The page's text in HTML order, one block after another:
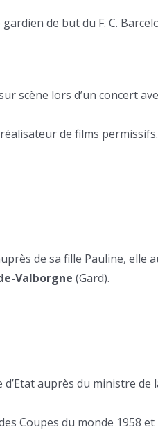
de but du F. C.
scène lors d’un concert
de films
de sa fille Pauline, elle
Valborgne (Gard).
auprès du ministre de
Coupes du monde 1958 et